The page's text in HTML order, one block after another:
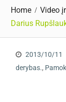
Home
Video
Darius
2013/10/11
derybas.,